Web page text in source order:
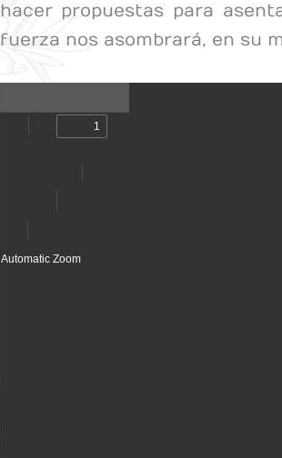
hacer propuestas para
fuerza nos asombrará, en su